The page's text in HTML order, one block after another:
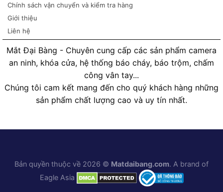
Chính sách vận chuyển và kiểm tra hàng
Giới thiệu
Liên hệ
Mắt Đại Bàng - Chuyên cung cấp các sản phẩm camera
an ninh, khóa cửa, hệ thống báo cháy, báo trộm, chấm
công vân tay...
Chúng tôi cam kết mang đến cho quý khách hàng những
sản phẩm chất lượng cao và uy tín nhất.
Bản quyền thuộc về 2026 © Matdaibang.com. A brand of
Eagle Asia